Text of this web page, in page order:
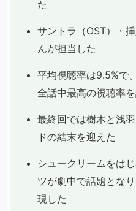
た
サントラ（OST）・
んが担当した
平均視聴率は9.5%で
全話中最高の視聴率
最終回では樹木と浅
ドの結末を迎えた
シュークリームをは
ツが劇中で話題とな
現した